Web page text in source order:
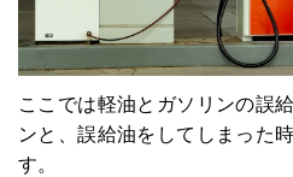
ここでは軽油とガソリンの誤
ンと、誤給油をしてしまった
す。